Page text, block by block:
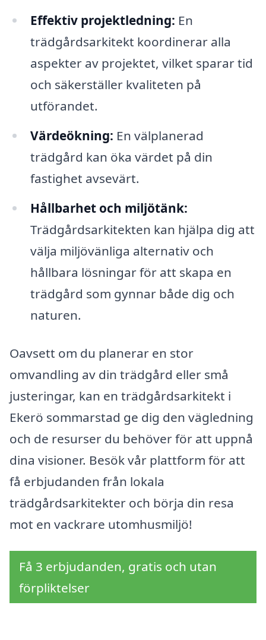
Effektiv projektledning: En
trädgårdsarkitekt koordinerar alla
aspekter av projektet, vilket sparar tid
och säkerställer kvaliteten på
utförandet.
Värdeökning: En välplanerad
trädgård kan öka värdet på din
fastighet avsevärt.
Hållbarhet och miljötänk:
Trädgårdsarkitekten kan hjälpa dig att
välja miljövänliga alternativ och
hållbara lösningar för att skapa en
trädgård som gynnar både dig och
naturen.
Oavsett om du planerar en stor
omvandling av din trädgård eller små
justeringar, kan en trädgårdsarkitekt i
Ekerö sommarstad ge dig den vägledning
och de resurser du behöver för att uppnå
dina visioner. Besök vår plattform för att
få erbjudanden från lokala
trädgårdsarkitekter och börja din resa
mot en vackrare utomhusmiljö!
Få 3 erbjudanden, gratis och utan
förpliktelser